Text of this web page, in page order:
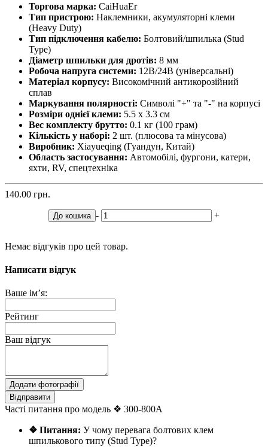
Торгова марка: CaiHuaEr
Тип пристрою: Наклемники, акумуляторні клеми
(Heavy Duty)
Тип підключення кабелю: Болтовий/шпилька (Stud
Type)
Діаметр шпильки для дротів: 8 мм
Робоча напруга системи: 12В/24В (універсальні)
Матеріал корпусу: Високомічний антикорозійний
сплав
Маркування полярності: Символі "+" та "-" на корпусі
Розміри однієї клеми: 5.5 x 3.3 см
Вес комплекту брутто: 0.1 кг (100 грам)
Кількість у наборі: 2 шт. (плюсова та мінусова)
Виробник: Xiayueqing (Гуандун, Китай)
Область застосування: Автомобілі, фургони, катери,
яхти, RV, спецтехніка
140.00 грн.
До кошика - +
Немає відгуків про цей товар.
Написати відгук
Ваше ім’я:
Рейтинг
Ваш відгук
Додати фотографії
Відправити
Часті питання про модель ❖ 300-800A
❖ Питання: У чому перевага болтових клем
шпилькового типу (Stud Type)?